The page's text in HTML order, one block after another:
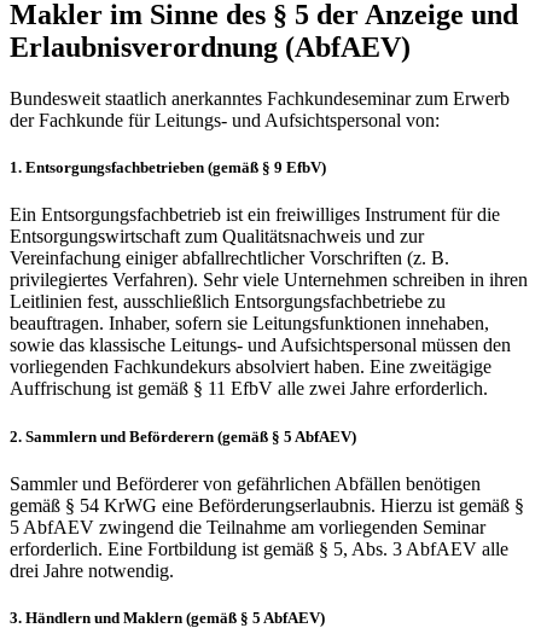
Makler im Sinne des § 5 der Anzeige und
Erlaubnisverordnung (AbfAEV)
Bundesweit staatlich anerkanntes Fachkundeseminar zum Erwerb
der Fachkunde für Leitungs- und Aufsichtspersonal von:
1. Entsorgungsfachbetrieben (gemäß § 9 EfbV)
Ein Entsorgungsfachbetrieb ist ein freiwilliges Instrument für die
Entsorgungswirtschaft zum Qualitätsnachweis und zur
Vereinfachung einiger abfallrechtlicher Vorschriften (z. B.
privilegiertes Verfahren). Sehr viele Unternehmen schreiben in ihren
Leitlinien fest, ausschließlich Entsorgungsfachbetriebe zu
beauftragen. Inhaber, sofern sie Leitungsfunktionen innehaben,
sowie das klassische Leitungs- und Aufsichtspersonal müssen den
vorliegenden Fachkundekurs absolviert haben. Eine zweitägige
Auffrischung ist gemäß § 11 EfbV alle zwei Jahre erforderlich.
2. Sammlern und Beförderern (gemäß § 5 AbfAEV)
Sammler und Beförderer von gefährlichen Abfällen benötigen
gemäß § 54 KrWG eine Beförderungserlaubnis. Hierzu ist gemäß §
5 AbfAEV zwingend die Teilnahme am vorliegenden Seminar
erforderlich. Eine Fortbildung ist gemäß § 5, Abs. 3 AbfAEV alle
drei Jahre notwendig.
3. Händlern und Maklern (gemäß § 5 AbfAEV)